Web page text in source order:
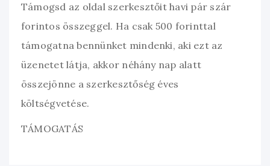
Támogsd az oldal szerkesztőit havi pár szár
forintos összeggel. Ha csak 500 forinttal
támogatna bennünket mindenki, aki ezt az
üzenetet látja, akkor néhány nap alatt
összejönne a szerkesztőség éves
költségvetése.
TÁMOGATÁS